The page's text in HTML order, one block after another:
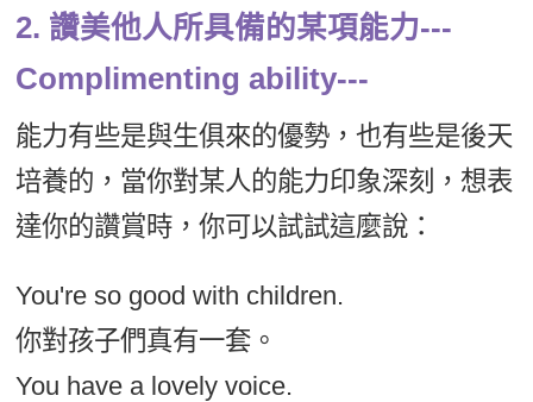
2. 讚美他人所具備的某項能力---
Complimenting ability---
能力有些是與生俱來的優勢，也有些是後天
培養的，當你對某人的能力印象深刻，想表
達你的讚賞時，你可以試試這麼說：
You're so good with children.
你對孩子們真有一套。
You have a lovely voice.